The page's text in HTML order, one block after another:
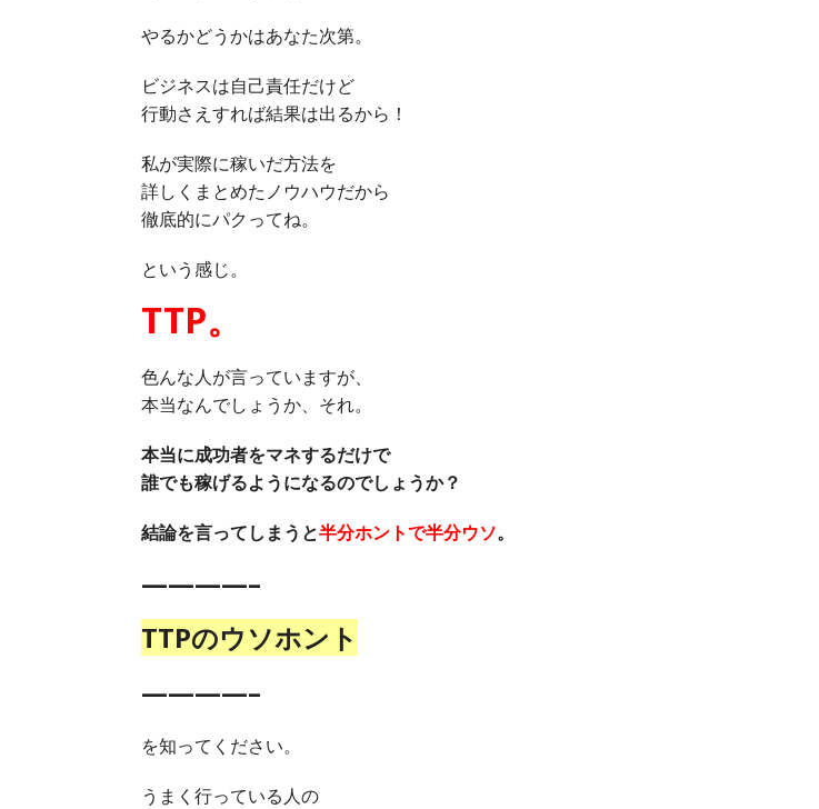
やるかどうかはあなた次第。
ビジネスは自己責任だけど
行動さえすれば結果は出るから！
私が実際に稼いだ方法を
詳しくまとめたノウハウだから
徹底的にパクってね。
という感じ。
TTP。
色んな人が言っていますが、
本当なんでしょうか、それ。
本当に成功者をマネするだけで
誰でも稼げるようになるのでしょうか？
結論を言ってしまうと半分ホントで半分ウソ。
————–
TTPのウソホント
————–
を知ってください。
うまく行っている人の